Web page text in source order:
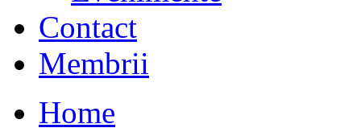
Contact
Membrii
Home